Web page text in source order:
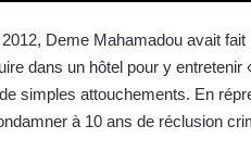
Deme Mahamadou avait
dans un hôtel pour y
simples attouchements. En
à 10 ans de réclusion